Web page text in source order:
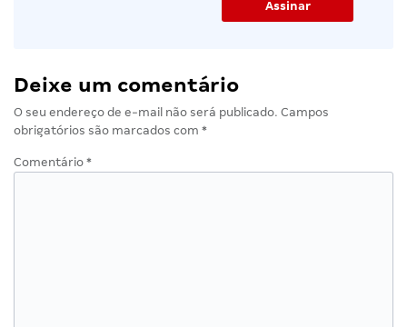
Deixe um comentário
O seu endereço de e-mail não será publicado. Campos
obrigatórios são marcados com *
Comentário *